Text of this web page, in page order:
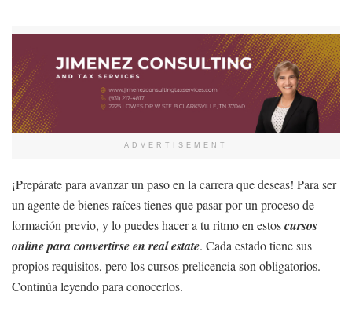
ADVERTISEMENT
¡Prepárate para avanzar un paso en la carrera que deseas! Para ser
un agente de bienes raíces tienes que pasar por un proceso de
formación previo, y lo puedes hacer a tu ritmo en estoscursos
online para convertirse en real estate. Cada estado tiene sus
propios requisitos, pero los cursos prelicencia son obligatorios.
Continúa leyendo para conocerlos.